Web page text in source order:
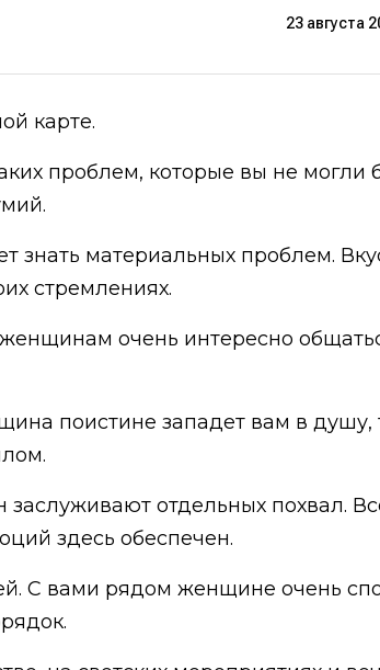
23 августа
карте.
проблем, которые вы не могли
знать материальных проблем.
стремлениях.
очень интересно
поистине западет вам в душу,
отдельных похвал.
здесь обеспечен.
С вами рядом женщине очень